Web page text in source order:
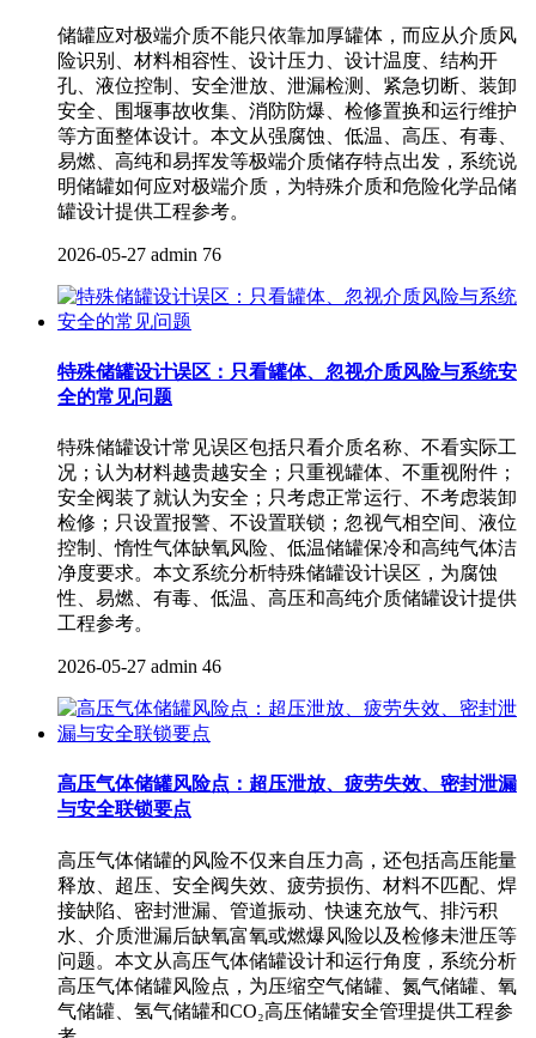
储罐应对极端介质不能只依靠加厚罐体，而应从介质风
险识别、材料相容性、设计压力、设计温度、结构开
孔、液位控制、安全泄放、泄漏检测、紧急切断、装卸
安全、围堰事故收集、消防防爆、检修置换和运行维护
等方面整体设计。本文从强腐蚀、低温、高压、有毒、
易燃、高纯和易挥发等极端介质储存特点出发，系统说
明储罐如何应对极端介质，为特殊介质和危险化学品储
罐设计提供工程参考。
2026-05-27 admin 76
特殊储罐设计误区：只看罐体、忽视介质风险与系统安
全的常见问题
特殊储罐设计常见误区包括只看介质名称、不看实际工
况；认为材料越贵越安全；只重视罐体、不重视附件；
安全阀装了就认为安全；只考虑正常运行、不考虑装卸
检修；只设置报警、不设置联锁；忽视气相空间、液位
控制、惰性气体缺氧风险、低温储罐保冷和高纯气体洁
净度要求。本文系统分析特殊储罐设计误区，为腐蚀
性、易燃、有毒、低温、高压和高纯介质储罐设计提供
工程参考。
2026-05-27 admin 46
高压气体储罐风险点：超压泄放、疲劳失效、密封泄漏
与安全联锁要点
高压气体储罐的风险不仅来自压力高，还包括高压能量
释放、超压、安全阀失效、疲劳损伤、材料不匹配、焊
接缺陷、密封泄漏、管道振动、快速充放气、排污积
水、介质泄漏后缺氧富氧或燃爆风险以及检修未泄压等
问题。本文从高压气体储罐设计和运行角度，系统分析
高压气体储罐风险点，为压缩空气储罐、氮气储罐、氧
气储罐、氢气储罐和CO₂高压储罐安全管理提供工程参